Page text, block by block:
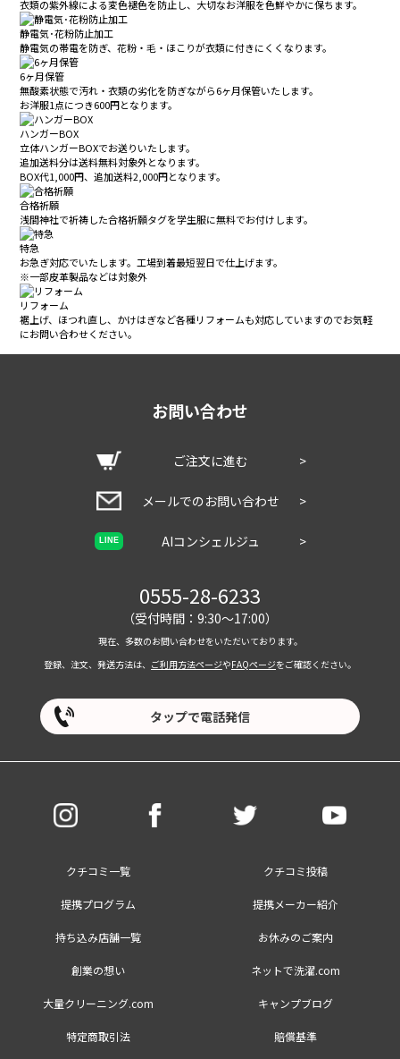
衣類の紫外線による変色褪色を防止し、大切なお洋服を色鮮やかに保ちます。
静電気･花粉防止加工
静電気の帯電を防ぎ、花粉・毛・ほこりが衣類に付きにくくなります。
6ヶ月保管
無酸素状態で汚れ・衣類の劣化を防ぎながら6ヶ月保管いたします。
お洋服1点につき600円となります。
ハンガーBOX
立体ハンガーBOXでお送りいたします。
追加送料分は送料無料対象外となります。
BOX代1,000円、追加送料2,000円となります。
合格祈願
浅間神社で祈祷した合格祈願タグを学生服に無料でお付けします。
特急
お急ぎ対応でいたします。工場到着最短翌日で仕上げます。
※一部皮革製品などは対象外
リフォーム
裾上げ、ほつれ直し、かけはぎなど各種リフォームも対応していますのでお気軽
にお問い合わせください。
お問い合わせ
ご注文に進む >
メールでのお問い合わせ >
LINE AIコンシェルジュ >
0555-28-6233
（受付時間：9:30～17:00）
現在、多数のお問い合わせをいただいております。
登録、注文、発送方法は、 ご利用方法ページやFAQページをご確認ください。
タップで電話発信
クチコミ一覧 クチコミ投稿
提携プログラム 提携メーカー紹介
持ち込み店舗一覧 お休みのご案内
創業の想い ネットで洗濯.com
大量クリーニング.com キャンプブログ
特定商取引法 賠償基準